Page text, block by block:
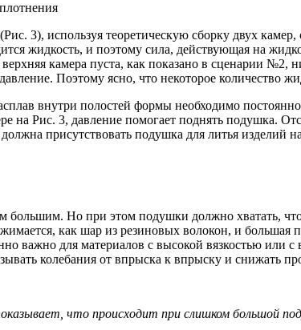
3), используя теоретическую сборку двух
жидкость, и поэтому сила, действующая на
камера пуста, как показано в сценарии
Поэтому ясно, что некоторое
внутри полостей формы необходимо
на Рис. 3, давление помогает поднять подушка.
присутствовать подушка для литья изделий
Но при этом подушки должно хватать,
как шар из резиновых волокон, и большая
важно для материалов с высокой вязкостью
колебания от впрыска к впрыску и снижать
что происходит при слишком большой